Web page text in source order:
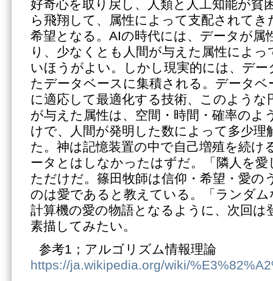
好奇心を取り戻し、人類と人工知能が貧
ら飛翔して、属性によって支配されて
希望となる。AIの時代には、データが属
り、少なくとも人間が与えた属性によ
いほうがよい。しかし現実的には、デ
たデータベースに集積される。データ
に適応して最適化する技術、このような
が与えた属性は、空間・時間・確率のよ
けで、人間が発明した数によって多少
た。神は記憶装置の中で自己増殖を続け
ータとはしなかったはずだ。「隣人を
ただけだ。篠田牧師は信仰・希望・愛の
のは愛であると教えている。「ランダ
計算機の愛の物語となるように、次回は
素描してみたい。
参考1；アルゴリズム情報理論
https://ja.wikipedia.org/wiki/